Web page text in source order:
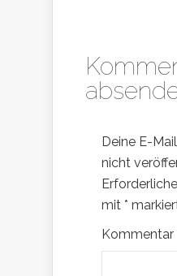
Deine E-
nicht
mit *
Kommentar